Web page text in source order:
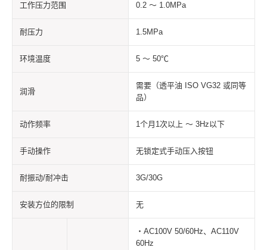
工作压力范围 0.2 ～ 1.0MPa
耐压力 1.5MPa
环境温度 5 ～ 50℃
润滑
需要（透平油 ISO VG32 或同等
品）
动作频率 1个月1次以上 ～ 3Hz以下
手动操作 无锁定式手动压入按钮
耐振动/耐冲击 3G/30G
安装方位的限制 无
・AC100V 50/60Hz、AC110V
60Hz